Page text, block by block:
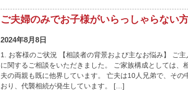
ご夫婦のみでお子様がいらっしゃらない
2024年8月8日
1. お客様のご状況 【相談者の背景および主なお悩み】 ご
に関するご相談をいただきました。 ご家族構成としては
夫の両親も既に他界しています。 亡夫は10人兄弟で、そ
おり、代襲相続が発生しています。 […]